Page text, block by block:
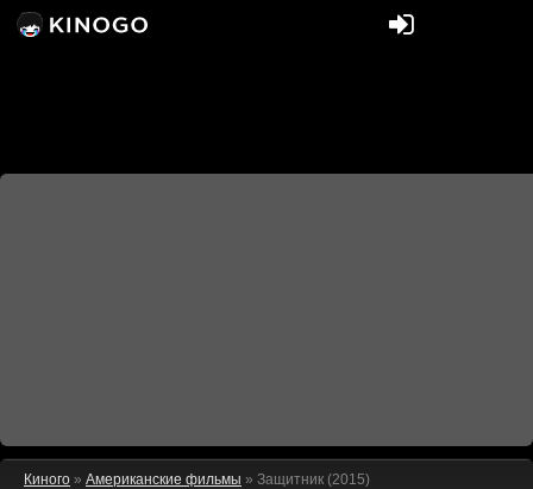
Киного » Американские фильмы » Защитник (2015)